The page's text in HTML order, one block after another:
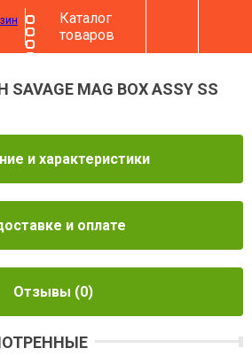
Каталог
товаров
MAG BOX ASSY SS
и характеристики
и оплате
Отзывы (0)